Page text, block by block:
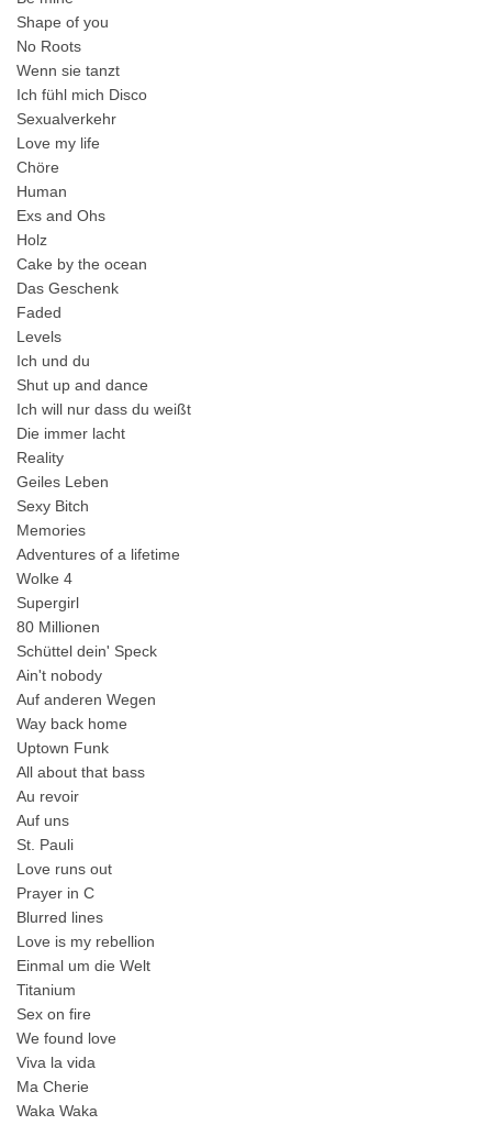
Shape of you
No Roots
Wenn sie tanzt
Ich fühl mich Disco
Sexualverkehr
Love my life
Chöre
Human
Exs and Ohs
Holz
Cake by the ocean
Das Geschenk
Faded
Levels
Ich und du
Shut up and dance
Ich will nur dass du weißt
Die immer lacht
Reality
Geiles Leben
Sexy Bitch
Memories
Adventures of a lifetime
Wolke 4
Supergirl
80 Millionen
Schüttel dein' Speck
Ain't nobody
Auf anderen Wegen
Way back home
Uptown Funk
All about that bass
Au revoir
Auf uns
St. Pauli
Love runs out
Prayer in C
Blurred lines
Love is my rebellion
Einmal um die Welt
Titanium
Sex on fire
We found love
Viva la vida
Ma Cherie
Waka Waka